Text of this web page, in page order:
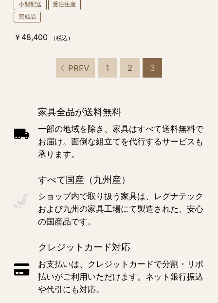
小型配送
受注生産
完成品
￥48,400 （税込）
PREV 1 2 3
家具全品が送料無料
一部の地域を除き、家具はすべて送料無料で
お届け。面倒な組立てを代行するサービスも
承ります。
すべて国産（九州産）
ショップ内で取り扱う家具は、レグナテック
および九州の家具工場にて製造された、安心
の国産品です。
クレジットカード対応
お支払いは、クレジットカードで分割・リボ
払いがご利用いただけます。ネット銀行振込
や代引にも対応。